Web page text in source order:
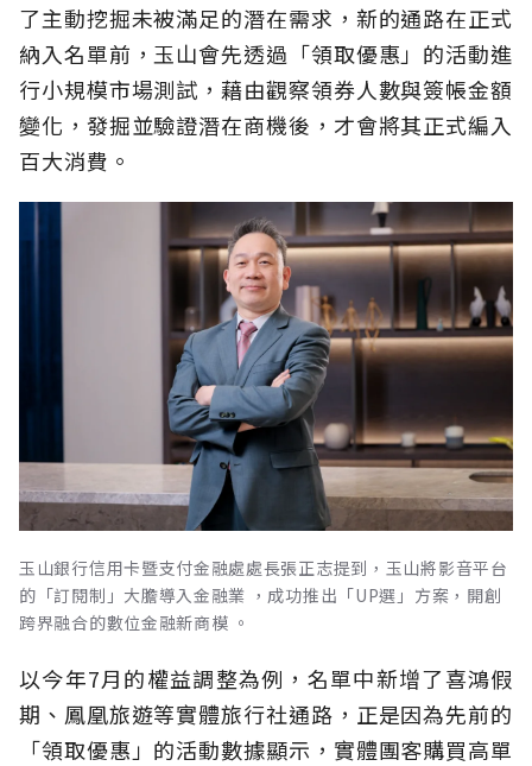
了主動挖掘未被滿足的潛在需求，新的通路在正式
納入名單前，玉山會先透過「領取優惠」的活動進
行小規模市場測試，藉由觀察領券人數與簽帳金額
變化，發掘並驗證潛在商機後，才會將其正式編入
百大消費。
玉山銀行信用卡暨支付金融處處長張正志提到，玉山將影音平台
的「訂閱制」大膽導入金融業 ，成功推出「UP選」方案，開創
跨界融合的數位金融新商模 。
以今年7月的權益調整為例，名單中新增了喜鴻假
期、鳳凰旅遊等實體旅行社通路，正是因為先前的
「領取優惠」的活動數據顯示，實體團客購買高單